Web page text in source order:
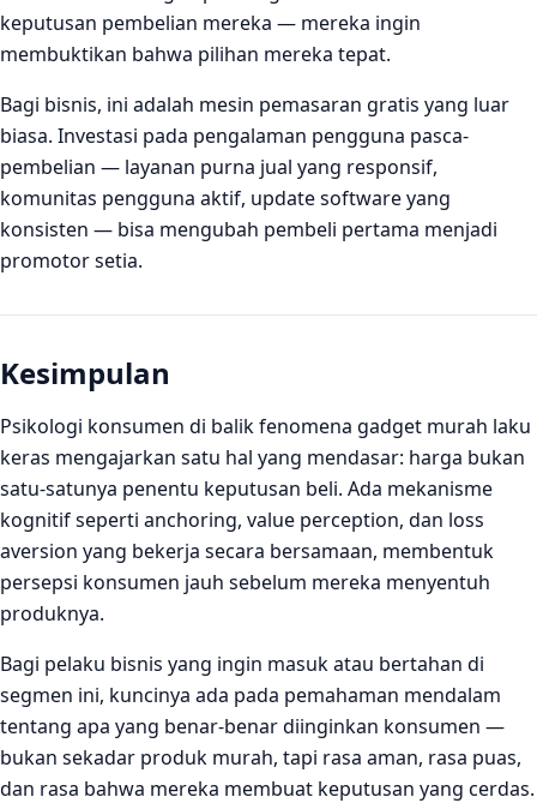
keputusan pembelian mereka — mereka ingin
membuktikan bahwa pilihan mereka tepat.
Bagi bisnis, ini adalah mesin pemasaran gratis yang luar
biasa. Investasi pada pengalaman pengguna pasca-
pembelian — layanan purna jual yang responsif,
komunitas pengguna aktif, update software yang
konsisten — bisa mengubah pembeli pertama menjadi
promotor setia.
Kesimpulan
Psikologi konsumen di balik fenomena gadget murah laku
keras mengajarkan satu hal yang mendasar: harga bukan
satu-satunya penentu keputusan beli. Ada mekanisme
kognitif seperti anchoring, value perception, dan loss
aversion yang bekerja secara bersamaan, membentuk
persepsi konsumen jauh sebelum mereka menyentuh
produknya.
Bagi pelaku bisnis yang ingin masuk atau bertahan di
segmen ini, kuncinya ada pada pemahaman mendalam
tentang apa yang benar-benar diinginkan konsumen —
bukan sekadar produk murah, tapi rasa aman, rasa puas,
dan rasa bahwa mereka membuat keputusan yang cerdas.